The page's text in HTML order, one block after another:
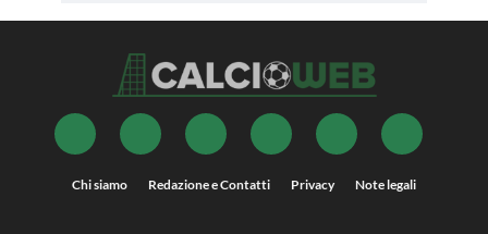
Chi siamo Redazione e Contatti Privacy Note legali